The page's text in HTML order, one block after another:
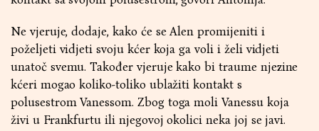
Ne vjeruje, dodaje, kako će se Alen promijeniti i
poželjeti vidjeti svoju kćer koja ga voli i želi vidjeti
unatoč svemu. Također vjeruje kako bi traume njezine
kćeri mogao koliko-toliko ublažiti kontakt s
polusestrom Vanessom. Zbog toga moli Vanessu koja
živi u Frankfurtu ili njegovoj okolici neka joj se javi.